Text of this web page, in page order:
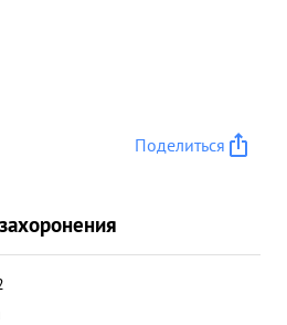
Поделиться